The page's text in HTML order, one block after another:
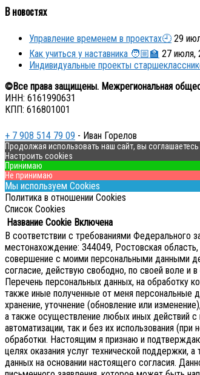
В новостях
Управление временем в проектах🕘 29
Как учиться у наставника 🧑🏼‍🏫 27 июля,
Индивидуальные проекты
©Все права защищены. Межрегиональная
ИНН: 6161990631
КПП: 616801001
+ 7 908 514 79 09 - Иван Горелов
Продолжая использовать наш сайт, вы
Настроить cookies
Принимаю
Не принимаю
Мы используем Cookies
Политика в отношении Cookies
Список Cookies
Название Cookie Включена
В соответствии с требованиями
местонахождение: 344049, Ростовская
совершение с моими персональными данными
согласие, действую свободно, по своей воле и в
Перечень персональных данных, на обработку
также иные полученные от меня персональные
хранение, уточнение (обновление или
а также осуществление любых иных действий
автоматизации, так и без их использования
обработки. Настоящим я признаю и
целях оказания услуг технической поддержки,
данных на основании настоящего согласия.